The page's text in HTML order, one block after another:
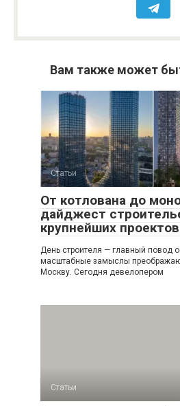
Вам также может
Статьи
От котлована до
дайджест
крупнейших
День строителя — главный повод
масштабные замыслы
Москву. Сегодня девелопером
Статьи